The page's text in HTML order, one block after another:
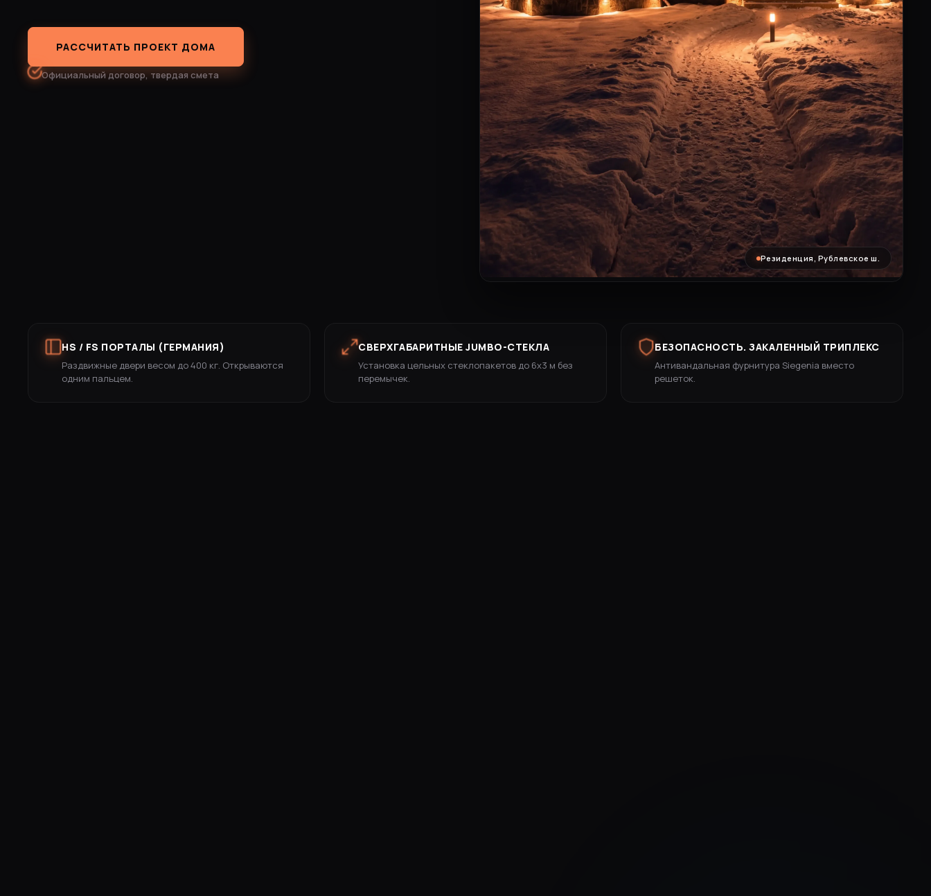
РАССЧИТАТЬ ПРОЕКТ ДОМА
Официальный договор, твердая смета
Резиденция, Рублевское ш.
HS / FS ПОРТАЛЫ (ГЕРМАНИЯ)
Раздвижные двери весом до 400 кг. Открываются
одним пальцем.
СВЕРХГАБАРИТНЫЕ JUMBO-СТЕКЛА
Установка цельных стеклопакетов до 6х3 м без
перемычек.
БЕЗОПАСНОСТЬ. ЗАКАЛЕННЫЙ ТРИПЛЕКС
Антивандальная фурнитура Siegenia вместо
решеток.